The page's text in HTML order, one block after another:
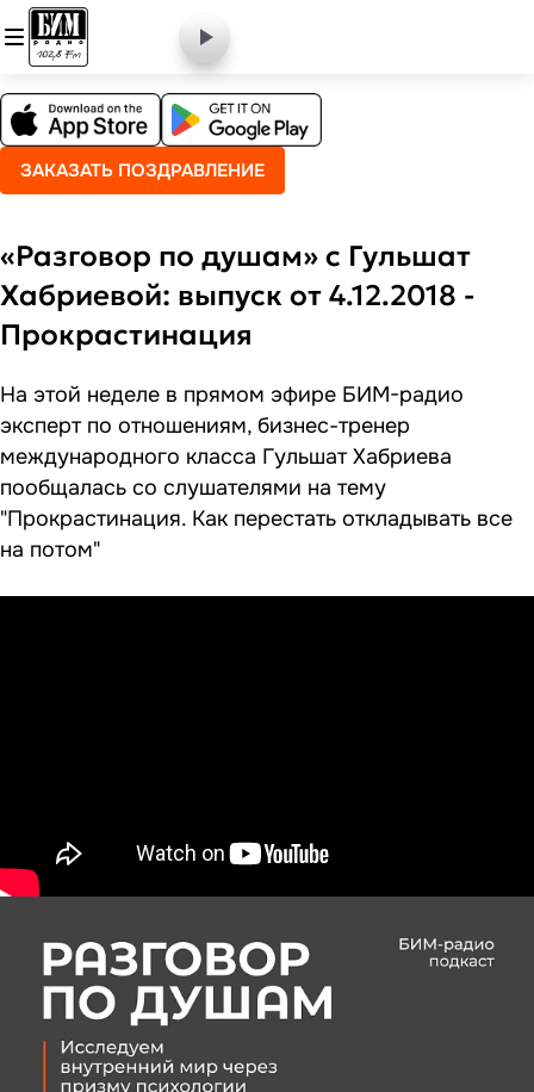
ЗАКАЗАТЬ ПОЗДРАВЛЕНИЕ
«Разговор по душам» с Гульшат
Хабриевой: выпуск от 4.12.2018 -
Прокрастинация
На этой неделе в прямом эфире БИМ-радио
эксперт по отношениям, бизнес-тренер
международного класса Гульшат Хабриева
пообщалась со слушателями на тему
"Прокрастинация. Как перестать откладывать все
на потом"